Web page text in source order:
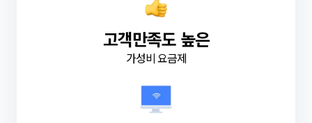
고객만족도 높은
가성비 요금제